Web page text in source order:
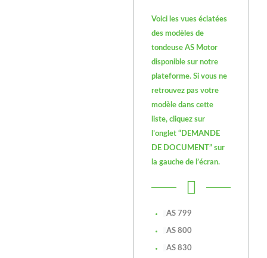
Voici les vues éclatées
des modèles de
tondeuse AS Motor
disponible sur notre
plateforme. Si vous ne
retrouvez pas votre
modèle dans cette
liste, cliquez sur
l’onglet “DEMANDE
DE DOCUMENT” sur
la gauche de l’écran.
AS 799
AS 800
AS 830